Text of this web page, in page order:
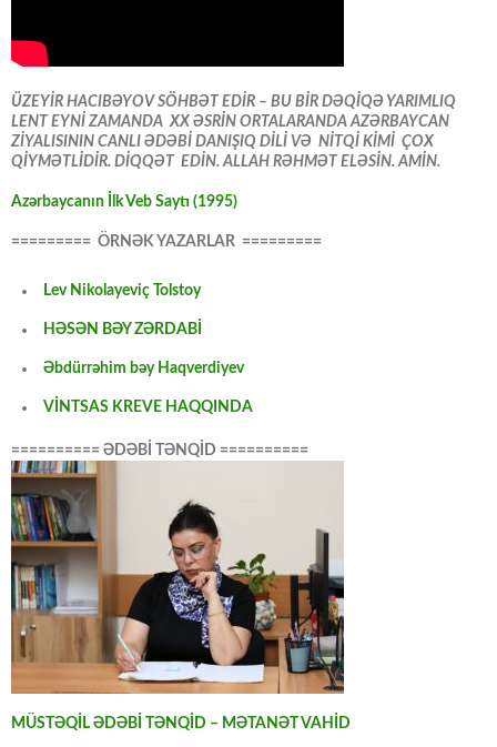
ÜZEYİR HACIBƏYOV SÖHBƏT EDİR – BU BİR DƏQİQƏ YARIMLIQ
LENT EYNİ ZAMANDA XX ƏSRİN ORTALARANDA AZƏRBAYCAN
ZİYALISININ CANLI ƏDƏBİ DANIŞIQ DİLİ VƏ NİTQİ KİMİ ÇOX
QİYMƏTLİDİR. DİQQƏT EDİN. ALLAH RƏHMƏT ELƏSİN. AMİN.
Azərbaycanın İlk Veb Saytı (1995)
========= ÖRNƏK YAZARLAR =========
Lev Nikolayeviç Tolstoy
HƏSƏN BƏY ZƏRDABİ
Əbdürrəhim bəy Haqverdiyev
VİNTSAS KREVE HAQQINDA
========== ƏDƏBİ TƏNQİD ==========
MÜSTƏQİL ƏDƏBİ TƏNQİD – MƏTANƏT VAHİD